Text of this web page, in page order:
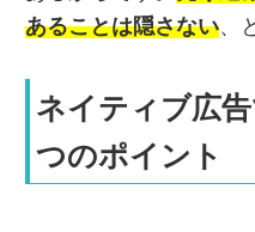
あることは隠さない、
ネイティブ広
つのポイント